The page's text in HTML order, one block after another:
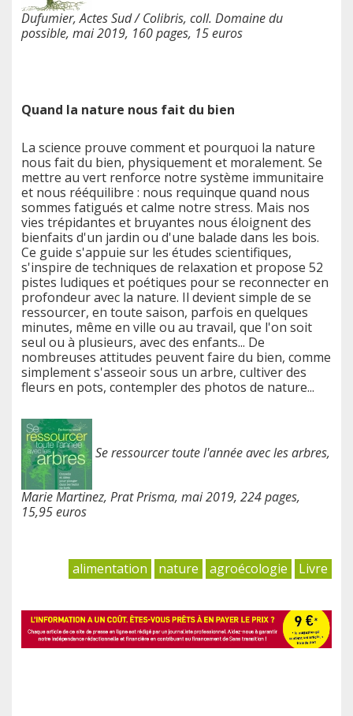
Dufumier, Actes Sud / Colibris, coll. Domaine du
possible, mai 2019, 160 pages, 15 euros
Quand la nature nous fait du bien
La science prouve comment et pourquoi la nature
nous fait du bien, physiquement et moralement. Se
mettre au vert renforce notre système immunitaire
et nous rééquilibre : nous requinque quand nous
sommes fatigués et calme notre stress. Mais nos
vies trépidantes et bruyantes nous éloignent des
bienfaits d'un jardin ou d'une balade dans les bois.
Ce guide s'appuie sur les études scientifiques,
s'inspire de techniques de relaxation et propose 52
pistes ludiques et poétiques pour se reconnecter en
profondeur avec la nature. Il devient simple de se
ressourcer, en toute saison, parfois en quelques
minutes, même en ville ou au travail, que l'on soit
seul ou à plusieurs, avec des enfants... De
nombreuses attitudes peuvent faire du bien, comme
simplement s'asseoir sous un arbre, cultiver des
fleurs en pots, contempler des photos de nature...
Se ressourcer toute l'année avec les arbres,
Marie Martinez, Prat Prisma, mai 2019, 224 pages,
15,95 euros
alimentation nature agroécologie Livre